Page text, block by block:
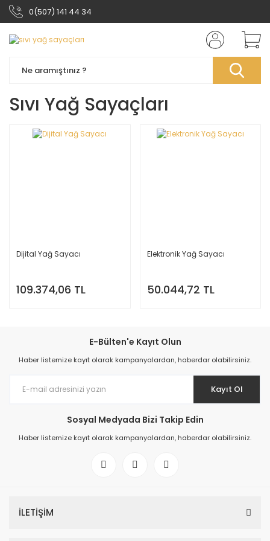
0(507) 141 44 34
Sıvı Yağ Sayaçları
Dijital Yağ Sayacı
109.374,06 TL
Elektronik Yağ Sayacı
50.044,72 TL
E-Bülten'e Kayıt Olun
Haber listemize kayıt olarak kampanyalardan, haberdar olabilirsiniz.
Kayıt Ol
Sosyal Medyada Bizi Takip Edin
Haber listemize kayıt olarak kampanyalardan, haberdar olabilirsiniz.
İLETİŞİM